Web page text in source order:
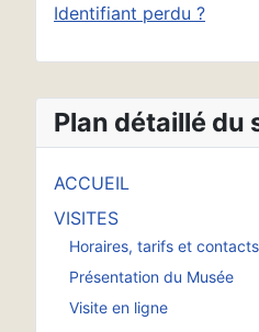
Plan détaillé du
ACCUEIL
VISITES
Horaires, tarifs et contacts
Présentation du Musée
Visite en ligne
Identifiant perdu ?